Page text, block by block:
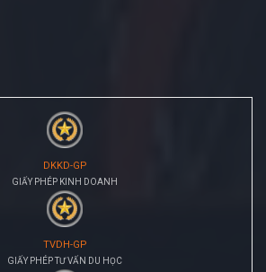
DKKD-GP
GIẤY PHÉP KINH DOANH
TVDH-GP
GIẤY PHÉP TƯ VẤN DU HỌC